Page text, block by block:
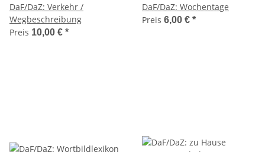
DaF/DaZ: Verkehr /
Wegbeschreibung
Preis 10,00 € *
DaF/DaZ: Wochentage
Preis 6,00 € *